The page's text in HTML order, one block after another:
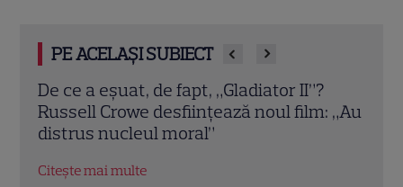
PE ACELAȘI SUBIECT
Decizia uluitoare luată de Steven
Spielberg pentru noul său film. Detaliul
care l-a lăsat mască și pe celebrul Bono